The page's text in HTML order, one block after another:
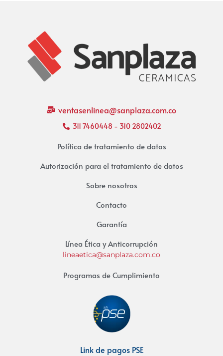
ventasenlinea@sanplaza.com.co
311 7460448 - 310 2802402
Política de tratamiento de datos
Autorización para el tratamiento de datos
Sobre nosotros
Contacto
Garantía
Línea Ética y Anticorrupción
lineaetica@sanplaza.com.co
Programas de Cumplimiento
Link de pagos PSE